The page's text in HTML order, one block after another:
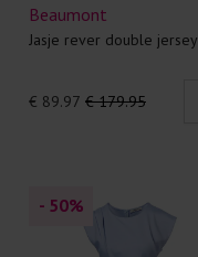
Beaumont
Jasje rever double jersey
€ 89.97 € 179.95
- 50%